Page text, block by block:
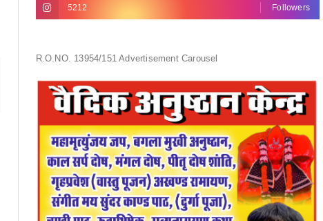
5212 Followers
R.O.NO. 13954/151 Advertisement Carousel